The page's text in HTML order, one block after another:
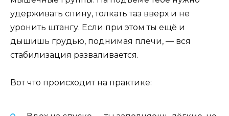
удерживать спину, толкать таз вверх и не
уронить штангу. Если при этом ты ещё и
дышишь грудью, поднимая плечи, — вся
стабилизация разваливается.
Вот что происходит на практике: